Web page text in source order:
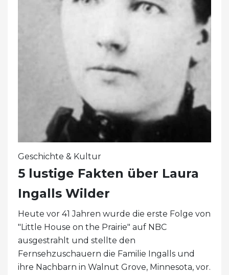
Geschichte & Kultur
5 lustige Fakten über Laura
Ingalls Wilder
Heute vor 41 Jahren wurde die erste Folge von
"Little House on the Prairie" auf NBC
ausgestrahlt und stellte den
Fernsehzuschauern die Familie Ingalls und
ihre Nachbarn in Walnut Grove, Minnesota, vor.